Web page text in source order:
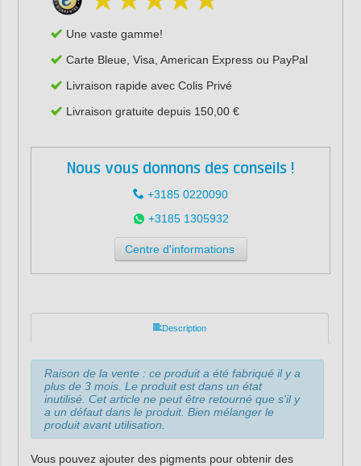
Une vaste gamme!
Carte Bleue, Visa, American Express ou PayPal
Livraison rapide avec Colis Privé
Livraison gratuite depuis 150,00 €
Nous vous donnons des conseils !
+3185 0220090
+3185 1305932
Centre d'informations
Description
Raison de la vente : ce produit a été fabriqué il y a
plus de 3 mois. Le produit est dans un état
inutilisé. Cet article ne peut être retourné que s'il y
a un défaut dans le produit. Bien mélanger le
produit avant utilisation.
Vous pouvez ajouter des pigments pour obtenir des